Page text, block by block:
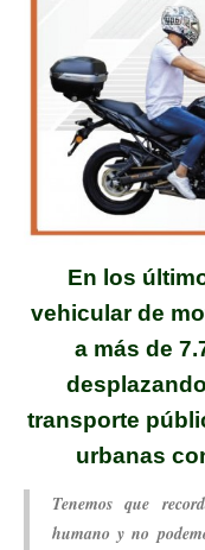
En los
vehicularde
a más de
transporte
urbanas
Tenemos que
humano y no